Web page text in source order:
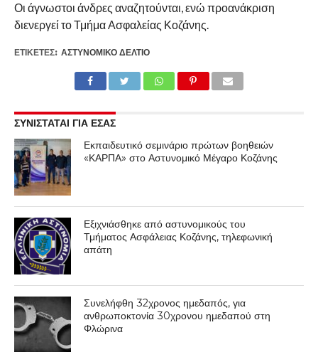
Οι άγνωστοι άνδρες αναζητούνται, ενώ προανάκριση
διενεργεί το Τμήμα Ασφαλείας Κοζάνης.
ΕΤΙΚΕΤΕΣ: ΑΣΤΥΝΟΜΙΚΌ ΔΕΛΤΊΟ
ΣΥΝΙΣΤΑΤΑΙ ΓΙΑ ΕΣΑΣ
Εκπαιδευτικό σεμινάριο πρώτων βοηθειών
«ΚΑΡΠΑ» στο Αστυνομικό Μέγαρο Κοζάνης
Εξιχνιάσθηκε από αστυνομικούς του
Τμήματος Ασφάλειας Κοζάνης, τηλεφωνική
απάτη
Συνελήφθη 32χρονος ημεδαπός, για
ανθρωποκτονία 30χρονου ημεδαπού στη
Φλώρινα